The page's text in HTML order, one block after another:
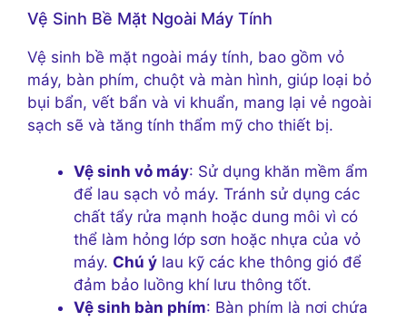
Vệ Sinh Bề Mặt Ngoài Máy Tính
Vệ sinh bề mặt ngoài máy tính, bao gồm vỏ
máy, bàn phím, chuột và màn hình, giúp loại bỏ
bụi bẩn, vết bẩn và vi khuẩn, mang lại vẻ ngoài
sạch sẽ và tăng tính thẩm mỹ cho thiết bị.
Vệ sinh vỏ máy: Sử dụng khăn mềm ẩm
để lau sạch vỏ máy. Tránh sử dụng các
chất tẩy rửa mạnh hoặc dung môi vì có
thể làm hỏng lớp sơn hoặc nhựa của vỏ
máy. Chú ý lau kỹ các khe thông gió để
đảm bảo luồng khí lưu thông tốt.
Vệ sinh bàn phím: Bàn phím là nơi chứa